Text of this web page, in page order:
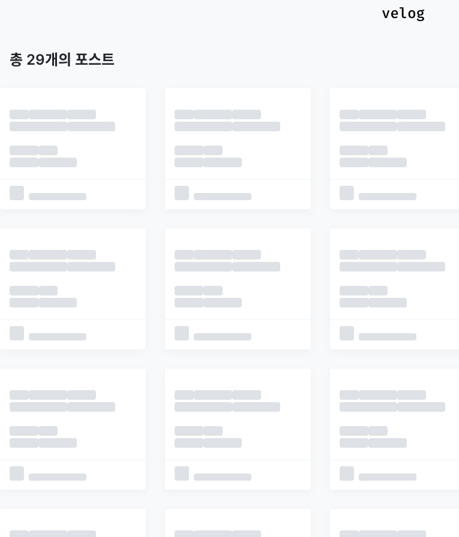
트렌딩 추천 최신 피드
총 29개의 포스트